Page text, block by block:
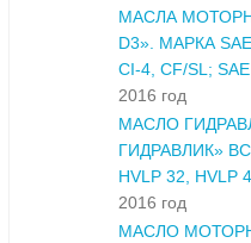
МАСЛА
D3». МАРКА
CI-4, CF/SL;
2016 год
МАСЛО
ГИДРАВЛИК»
HVLP 32, HVLP
2016 год
МАСЛО